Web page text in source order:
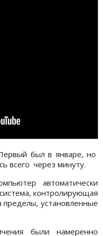
был в январе, но
всего через минуту.
автоматически
контролирующая
установленные
были намеренно